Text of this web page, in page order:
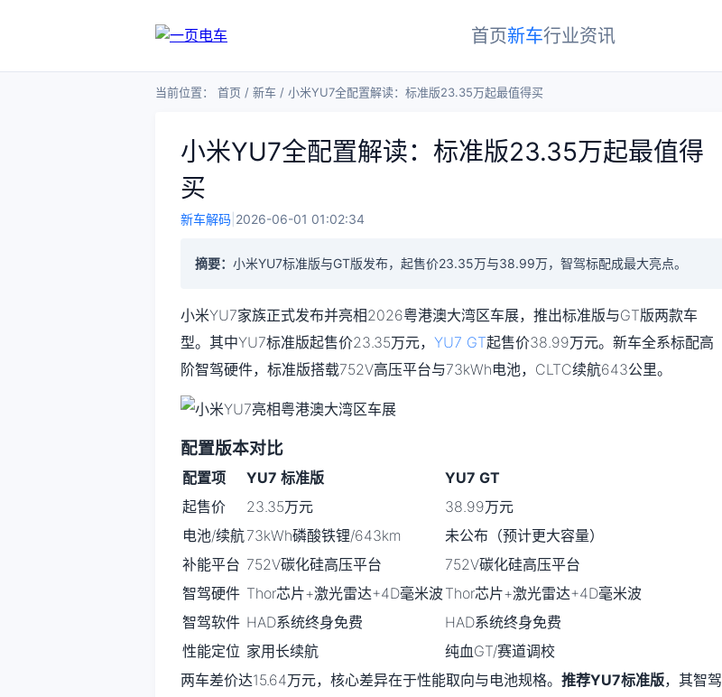
首页新车行业资讯
当前位置： 首页 / 新车 / 小米YU7全配置解读：标准版23.35万起最值得买
小米YU7全配置解读：标准版23.35万起最值得
买
新车解码 2026-06-01 01:02:34
摘要： 小米YU7标准版与GT版发布，起售价23.35万与38.99万，智驾标配成最大亮点。
小米YU7家族正式发布并亮相2026粤港澳大湾区车展，推出标准版与GT版两款车
型。其中YU7标准版起售价23.35万元， YU7 GT起售价38.99万元。新车全系标配高
阶智驾硬件，标准版搭载752V高压平台与73kWh电池，CLTC续航643公里。
配置版本对比
配置项 YU7 标准版
YU7 GT
起售价
23.35万元
38.99万元
电池/续航73kWh磷酸铁锂/643km
未公布（预计更大容量）
补能平台 752V碳化硅高压平台
752V碳化硅高压平台
智驾硬件 Thor芯片+激光雷达+4D毫米波Thor芯片+激光雷达+4D毫米波
智驾软件 HAD系统终身免费
HAD系统终身免费
性能定位 家用长续航
纯血GT/赛道调校
两车差价达15.64万元，核心差异在于性能取向与电池规格。 推荐YU7标准版，其智驾